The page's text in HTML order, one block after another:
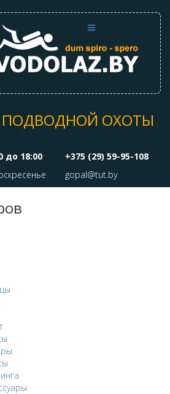
ПОДВОДНОЙ ОХОТЫ
до 18:00
+375 (29) 59-95-108
gopal@tut.by